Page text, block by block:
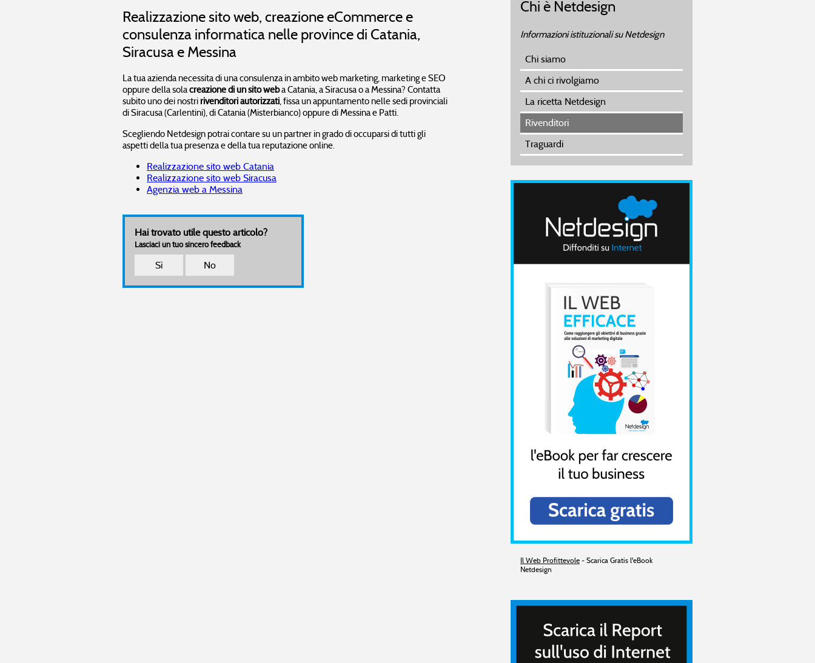
Diffonditi su Internet
>> Pubblicazioni recenti
>> Modifiche recenti
3 - Sii positivo
Non tutti i servizi sono operativi, 06.08.2026 14:02
Non hai trovato ciò che ti interessa?
Realizzazione sito web, creazione eCommerce e
consulenza informatica nelle province di Catania,
Siracusa e Messina
La tua azienda necessita di una consulenza in ambito web marketing, marketing e SEO
oppure della solacreazione di un sito weba Catania, a Siracusa o a Messina? Contatta
subito uno dei nostri rivenditori autorizzati, fissa un appuntamento nelle sedi provinciali
di Siracusa (Carlentini), di Catania (Misterbianco) oppure di Messina e Patti.
Scegliendo Netdesign potrai contare su un partner in grado di occuparsi di tutti gli
aspetti della tua presenza e della tua reputazione online.
Realizzazione sito web Catania
Realizzazione sito web Siracusa
Agenzia web a Messina
Hai trovato utile questo articolo?
Lasciaci un tuo sincero feedback
Sì No
Chi è Netdesign
Informazioni istituzionali su Netdesign
Chi siamo
A chi ci rivolgiamo
La ricetta Netdesign
Rivenditori
Traguardi
Il Web Profittevole - Scarica Gratis l'eBook
Netdesign